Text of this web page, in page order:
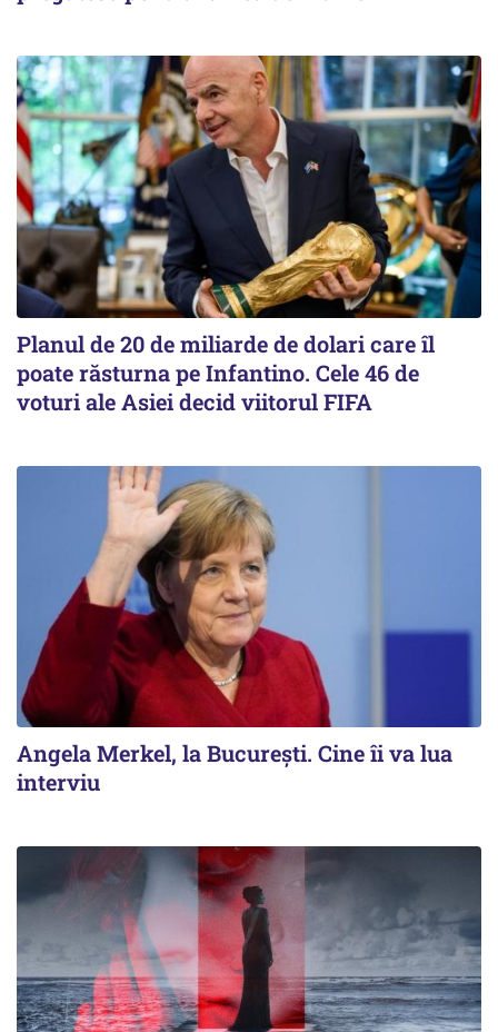
Planul de 20 de miliarde de dolari care îl
poate răsturna pe Infantino. Cele 46 de
voturi ale Asiei decid viitorul FIFA
Angela Merkel, la București. Cine îi va lua
interviu